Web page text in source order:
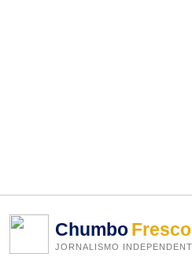
ChumboFresco
JORNALISMO